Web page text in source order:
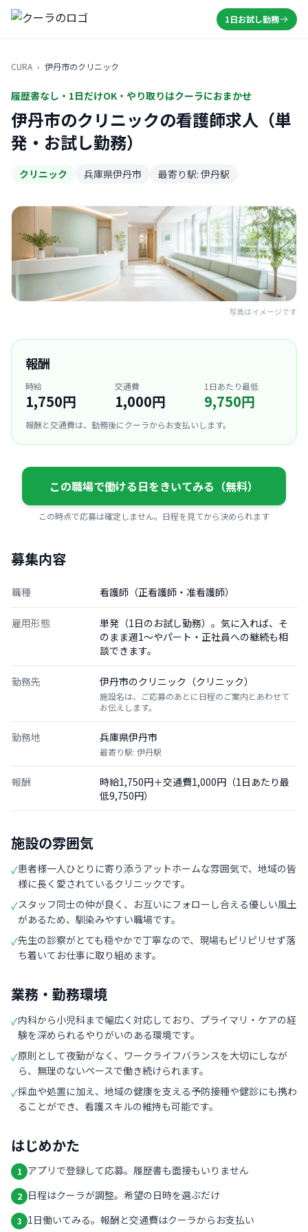
1日お試し勤務
CURA › 伊丹市のクリニック
履歴書なし・1日だけOK・やり取りはクーラにおまかせ
伊丹市のクリニックの看護師求人（単
発・お試し勤務）
クリニック 兵庫県伊丹市 最寄り駅: 伊丹駅
写真はイメージです
報酬
時給
1,750円
交通費
1,000円
1日あたり最低
9,750円
報酬と交通費は、勤務後にクーラからお支払いします。
この職場で働ける日をきいてみる（無料）
この時点で応募は確定しません。日程を見てから決められます
募集内容
職種 看護師（正看護師・准看護師）
雇用形態
単発（1日のお試し勤務）。気に入れば、そ
のまま週1〜やパート・正社員への継続も相
談できます。
勤務先 伊丹市のクリニック（クリニック）
施設名は、ご応募のあとに日程のご案内とあわせて
お伝えします。
勤務地 兵庫県伊丹市
最寄り駅: 伊丹駅
報酬
時給1,750円＋交通費1,000円（1日あたり最
低9,750円）
施設の雰囲気
✓患者様一人ひとりに寄り添うアットホームな雰囲気で、地域の皆
様に長く愛されているクリニックです。
✓スタッフ同士の仲が良く、お互いにフォローし合える優しい風土
があるため、馴染みやすい職場です。
✓先生の診察がとても穏やかで丁寧なので、現場もピリピリせず落
ち着いてお仕事に取り組めます。
業務・勤務環境
✓内科から小児科まで幅広く対応しており、プライマリ・ケアの経
験を深められるやりがいのある環境です。
✓原則として夜勤がなく、ワークライフバランスを大切にしなが
ら、無理のないペースで働き続けられます。
✓採血や処置に加え、地域の健康を支える予防接種や健診にも携わ
ることができ、看護スキルの維持も可能です。
はじめかた
1 アプリで登録して応募。履歴書も面接もいりません
2 日程はクーラが調整。希望の日時を選ぶだけ
3 1日働いてみる。報酬と交通費はクーラからお支払い